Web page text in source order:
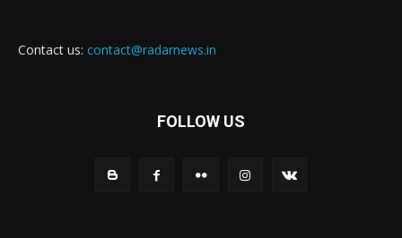
Contact us: contact@radarnews.in
FOLLOW US